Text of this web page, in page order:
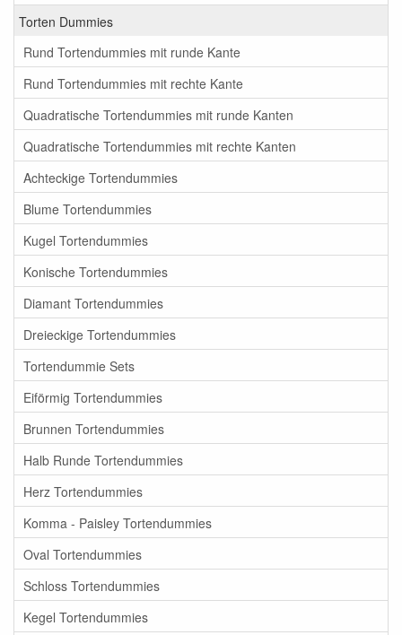
Torten Dummies
Rund Tortendummies mit runde Kante
Rund Tortendummies mit rechte Kante
Quadratische Tortendummies mit runde Kanten
Quadratische Tortendummies mit rechte Kanten
Achteckige Tortendummies
Blume Tortendummies
Kugel Tortendummies
Konische Tortendummies
Diamant Tortendummies
Dreieckige Tortendummies
Tortendummie Sets
Eiförmig Tortendummies
Brunnen Tortendummies
Halb Runde Tortendummies
Herz Tortendummies
Komma - Paisley Tortendummies
Oval Tortendummies
Schloss Tortendummies
Kegel Tortendummies